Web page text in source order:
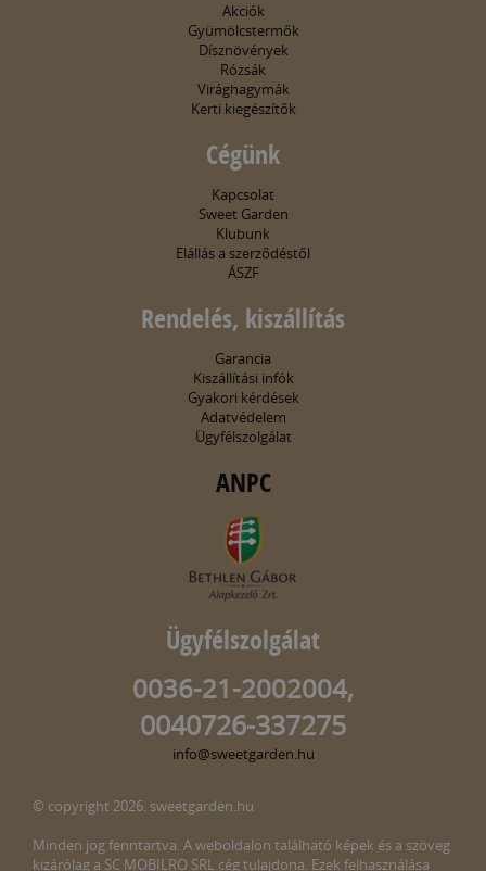
Akciók
Gyümölcstermők
Dísznövények
Rózsák
Virághagymák
Kerti kiegészítők
Cégünk
Kapcsolat
Sweet Garden
Klubunk
Elállás a szerződéstől
ÁSZF
Rendelés, kiszállítás
Garancia
Kiszállítási infók
Gyakori kérdések
Adatvédelem
Ügyfélszolgálat
ANPC
Ügyfélszolgálat
0036-21-2002004,
0040726-337275
info@sweetgarden.hu
© copyright 2026. sweetgarden.hu
Minden jog fenntartva. A weboldalon található képek és a szöveg
kizárólag a SC MOBILRO SRL cég tulajdona. Ezek felhasználása